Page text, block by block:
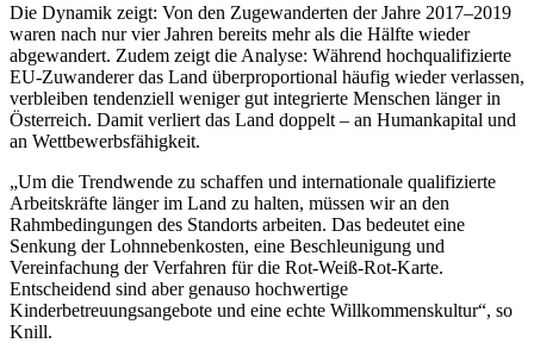
Die Dynamik zeigt: Von den Zugewanderten der Jahre 2017–2019
waren nach nur vier Jahren bereits mehr als die Hälfte wieder
abgewandert. Zudem zeigt die Analyse: Während hochqualifizierte
EU-Zuwanderer das Land überproportional häufig wieder verlassen,
verbleiben tendenziell weniger gut integrierte Menschen länger in
Österreich. Damit verliert das Land doppelt – an Humankapital und
an Wettbewerbsfähigkeit.
„Um die Trendwende zu schaffen und internationale qualifizierte
Arbeitskräfte länger im Land zu halten, müssen wir an den
Rahmbedingungen des Standorts arbeiten. Das bedeutet eine
Senkung der Lohnnebenkosten, eine Beschleunigung und
Vereinfachung der Verfahren für die Rot-Weiß-Rot-Karte.
Entscheidend sind aber genauso hochwertige
Kinderbetreuungsangebote und eine echte Willkommenskultur“, so
Knill.